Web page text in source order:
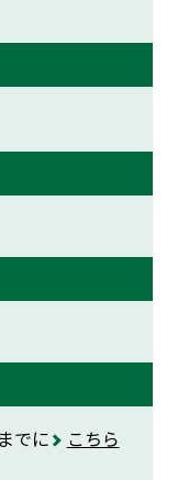
でに
こちら